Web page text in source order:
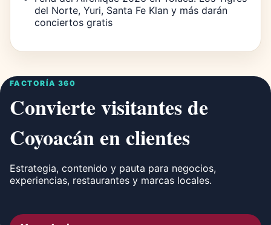
del Norte, Yuri, Santa Fe Klan y más darán
conciertos gratis
FACTORÍA 360
Convierte visitantes de
Coyoacán en clientes
Estrategia, contenido y pauta para negocios,
experiencias, restaurantes y marcas locales.